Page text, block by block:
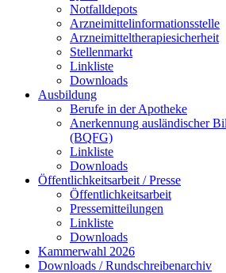
Notfalldepots
Arzneimittelinformationsstelle
Arzneimitteltherapiesicherheit
Stellenmarkt
Linkliste
Downloads
Ausbildung
Berufe in der Apotheke
Anerkennung ausländischer
(BQFG)
Linkliste
Downloads
Öffentlichkeitsarbeit / Presse
Öffentlichkeitsarbeit
Pressemitteilungen
Linkliste
Downloads
Kammerwahl 2026
Downloads / Rundschreibenarchiv